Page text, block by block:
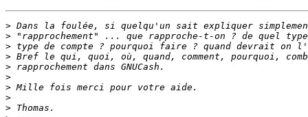
>
>
>
>
>
>
>
>
>